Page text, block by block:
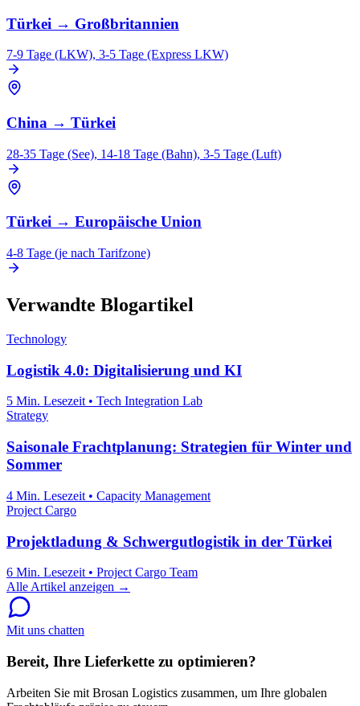
Türkei → Großbritannien
7-9 Tage (LKW), 3-5 Tage (Express LKW)
China → Türkei
28-35 Tage (See), 14-18 Tage (Bahn), 3-5 Tage (Luft)
Türkei → Europäische Union
4-8 Tage (je nach Tarifzone)
Verwandte Blogartikel
Technology
Logistik 4.0: Digitalisierung und KI
5 Min. Lesezeit• Tech Integration Lab
Strategy
Saisonale Frachtplanung: Strategien für Winter und
Sommer
4 Min. Lesezeit • Capacity Management
Project Cargo
Projektladung & Schwergutlogistik in der Türkei
6 Min. Lesezeit • Project Cargo Team
Alle Artikel anzeigen →
Mit uns chatten
Bereit, Ihre Lieferkette zu optimieren?
Arbeiten Sie mit Brosan Logistics zusammen, um Ihre globalen